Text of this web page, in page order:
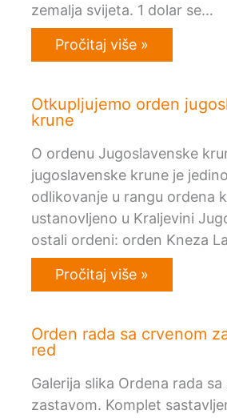
zemalja svijeta. 1 dolar se…
Pročitaj više »
Otkupljujemo orden
krune
O ordenu Jugoslavenske
jugoslavenske krune je
odlikovanje u rangu ordena
ustanovljeno u Kraljevini
ostali ordeni: orden Kneza
Pročitaj više »
Orden rada sa crvenom
red
Galerija slika Ordena rada
zastavom. Komplet